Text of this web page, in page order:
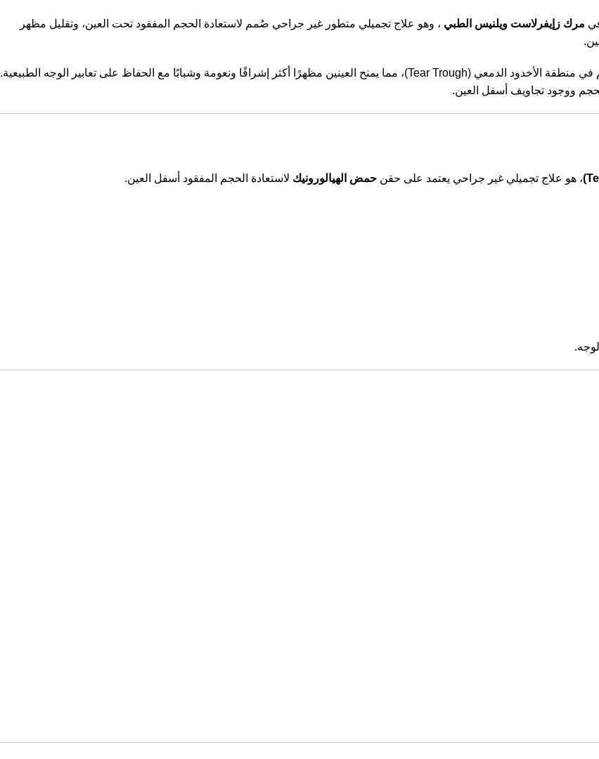
مرك زإيفرلاست ويلنيس الطبي ، وهو علاج تجميلي متطور غير جراحي صُمم لاستعادة الحجم المفقود تحت العين، وتقليل مظهر
لاستعادة الحجم في منطقة الأخدود الدمعي (Tear Trough)، مما يمنح العينين مظهرًا أكثر إشراقًا ونعومة وشبابًا مع الحفاظ على تعابير الوجه الطبيعية.
ووجود تجاويف أسفل العين.
، هو علاج تجميلي غير جراحي يعتمد على حقن حمض الهيالورونيك لاستعادة الحجم المفقود أسفل العين.